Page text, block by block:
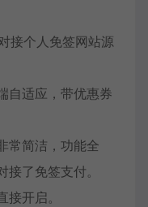
接个人免签网站源
自适应，带优惠券
常简洁，功能全
了免签支付。
开启。